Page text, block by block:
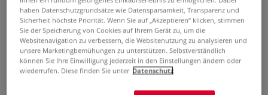
The Masters Hand- und
Pinselreiniger
3 Bewertungen
Für den künstlerischen Bereich hergestellt, reinigt die The
haben Datenschutzgrundsätze wie Datensparsamkeit, Transparenz und
Sicherheit höchste Priorität. Wenn Sie auf „Akzeptieren“ klicken, stimmen
Sie der Speicherung von Cookies auf Ihrem Gerät zu, um die
Websitenavigation zu verbessern, die Websitenutzung zu analysieren und
unsere Marketingbemühungen zu unterstützen. Selbstverständlich
können Sie Ihre Einwilligung jederzeit in den Einstellungen ändern oder
wiederrufen. Diese finden Sie unter Datenschutz